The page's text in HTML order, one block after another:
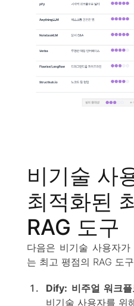
비기술 사
최적화된
RAG 도구
다음은 비기술 사용자
는 최고 평점의 RAG 도
Dify: 비주얼 워크
비기술 사용자를 위